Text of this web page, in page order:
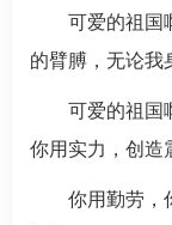
可爱的祖国
的臂膊，无论我
可爱的祖国
你用实力，创造
你用勤劳，